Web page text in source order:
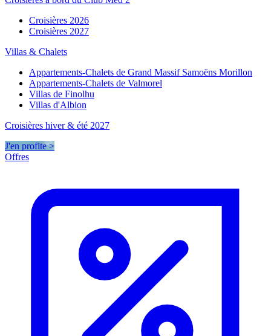
Croisières 2026
Croisières 2027
Villas & Chalets
Appartements-Chalets de Grand Massif Samoëns Morillon
Appartements-Chalets de Valmorel
Villas de Finolhu
Villas d'Albion
Croisières hiver & été 2027
J'en profite >
Offres